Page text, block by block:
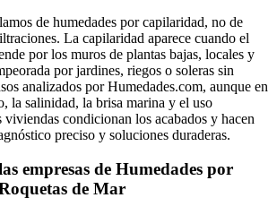
de humedades por capilaridad, no de
La capilaridad aparece cuando el
por los muros de plantas bajas, locales y
por jardines, riegos o soleras sin
analizados por Humedades.com, aunque en
la salinidad, la brisa marina y el uso
viviendas condicionan los acabados y hacen
preciso y soluciones duraderas.
empresas de Humedades por
de Mar